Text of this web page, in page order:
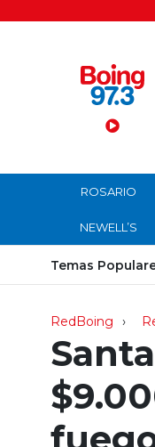
Menú
ROSARIO
NEWELL’S
Temas
RedBoing